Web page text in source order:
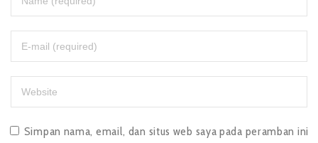
Simpan nama, email, dan situs web saya pada peramban ini